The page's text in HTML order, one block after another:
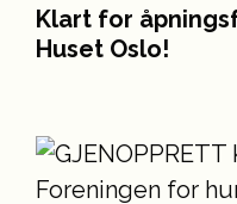
Klart for
Huset Oslo!